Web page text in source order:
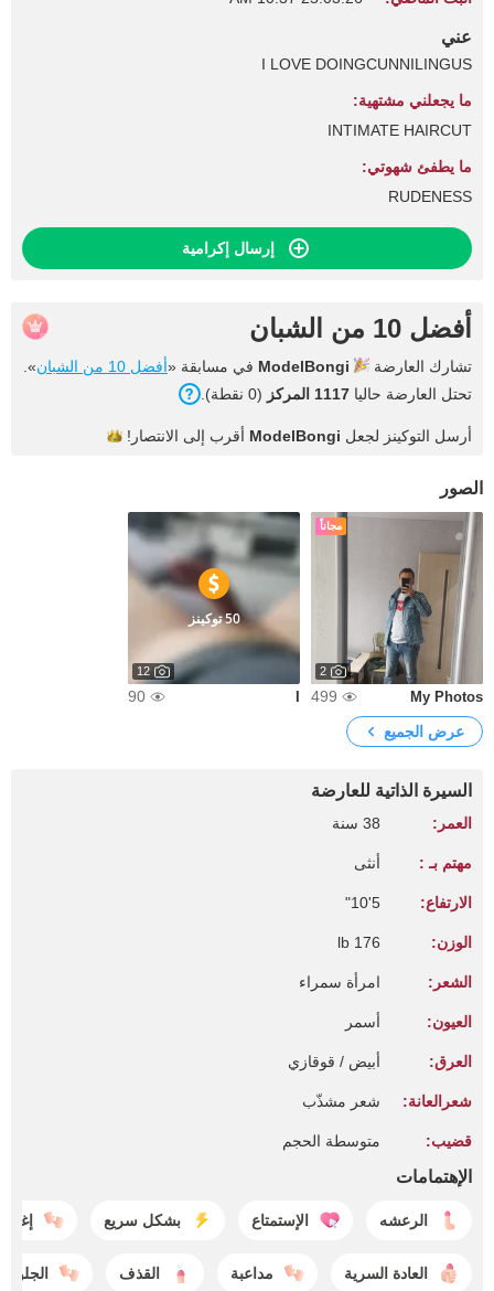
عني
I LOVE DOINGCUNNILINGUS
ما يجعلني مشتهية:
INTIMATE HAIRCUT
ما يطفئ شهوتي:
RUDENESS
إرسال إكرامية
أفضل 10 من الشبان
تشارك العارضة ModelBongi في مسابقة «أفضل 10 من الشبان
».
تحتل العارضة حاليا 1117 المركز (0 نقطة).
أرسل التوكينز لجعل ModelBongi أقرب إلى الانتصار!
الصور
مجاناً
2
My Photos
499
50 توكينز
12
90
عرض الجميع
السيرة الذاتية للعارضة
العمر: 38 سنة
مهتم بـ : أنثى
الارتفاع: 5'10"
الوزن: 176 lb
الشعر: امرأة سمراء
العيون: أسمر
العرق: أبيض / قوقازي
شعرالعانة: شعر مشذّب
قضيب: متوسطة الحجم
الإهتمامات
الرعشه الإستمتاع بشكل سريع إغراء
العادة السرية مداعبة القذف